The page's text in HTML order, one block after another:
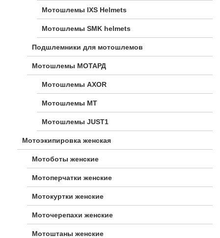
Мотошлемы IXS Helmets
Мотошлемы SMK helmets
Подшлемники для мотошлемов
Мотошлемы МОТАРД
Мотошлемы AXOR
Мотошлемы MT
Мотошлемы JUST1
Мотоэкипировка женская
Мотоботы женские
Мотоперчатки женские
Мотокуртки женские
Моточерепахи женские
Мотоштаны женские